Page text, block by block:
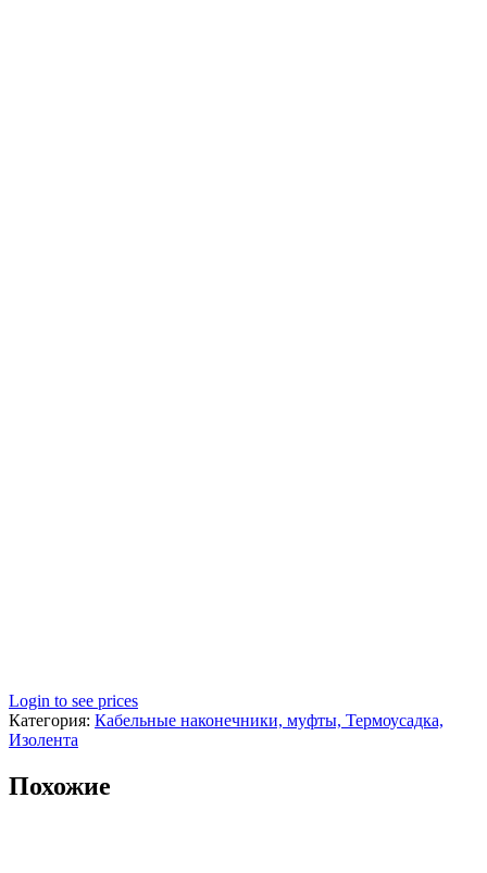
Login to see prices
Категория: Кабельные наконечники, муфты, Термоусадка,
Изолента
Похожие